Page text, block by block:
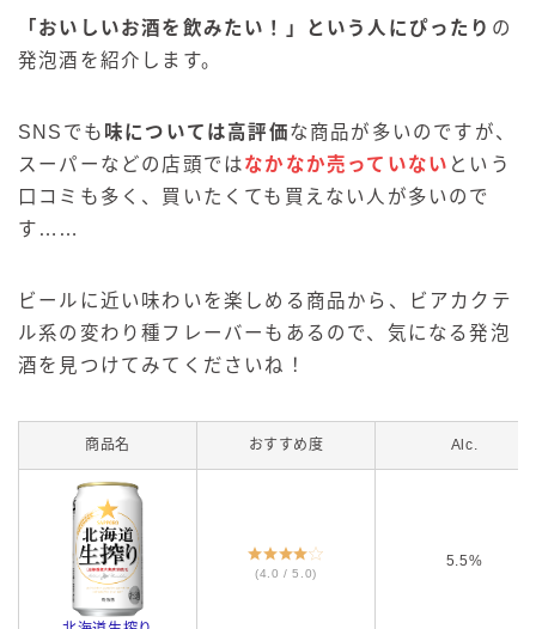
「おいしいお酒を飲みたい！」という人にぴったり の
発泡酒を紹介します。
SNSでも 味については高評価な商品が多いのですが、
スーパーなどの店頭ではなかなか売っていない という
口コミも多く、買いたくても買えない人が多いので
す……
ビールに近い味わいを楽しめる商品から、ビアカクテ
ル系の変わり種フレーバーもあるので、気になる発泡
酒を見つけてみてくださいね！
商品名 おすすめ度 Alc.
(4.0 / 5.0)
5.5%